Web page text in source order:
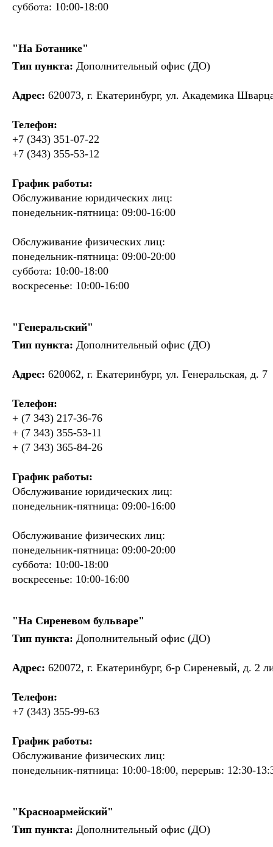
суббота: 10:00-18:00
"На Ботанике"
Тип пункта: Дополнительный офис (ДО)
Адрес: 620073, г. Екатеринбург, ул. Академика
Телефон:
+7 (343) 351-07-22
+7 (343) 355-53-12
График работы:
Обслуживание юридических лиц:
понедельник-пятница: 09:00-16:00
Обслуживание физических лиц:
понедельник-пятница: 09:00-20:00
суббота: 10:00-18:00
воскресенье: 10:00-16:00
"Генеральский"
Тип пункта: Дополнительный офис (ДО)
Адрес: 620062, г. Екатеринбург, ул. Генеральская, д. 7
Телефон:
+ (7 343) 217-36-76
+ (7 343) 355-53-11
+ (7 343) 365-84-26
График работы:
Обслуживание юридических лиц:
понедельник-пятница: 09:00-16:00
Обслуживание физических лиц:
понедельник-пятница: 09:00-20:00
суббота: 10:00-18:00
воскресенье: 10:00-16:00
"На Сиреневом бульваре"
Тип пункта: Дополнительный офис (ДО)
Адрес: 620072, г. Екатеринбург, б-р Сиреневый, д. 2
Телефон:
+7 (343) 355-99-63
График работы:
Обслуживание физических лиц:
понедельник-пятница: 10:00-18:00, перерыв: 12:30-
"Красноармейский"
Тип пункта: Дополнительный офис (ДО)